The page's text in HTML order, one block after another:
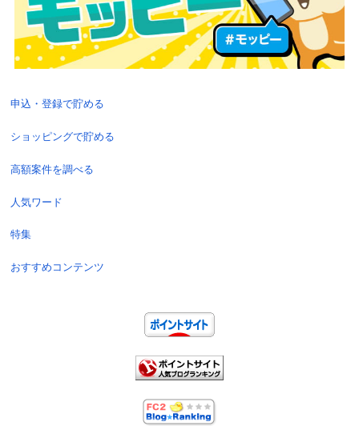
申込・登録で貯める
ショッピングで貯める
高額案件を調べる
人気ワード
特集
おすすめコンテンツ